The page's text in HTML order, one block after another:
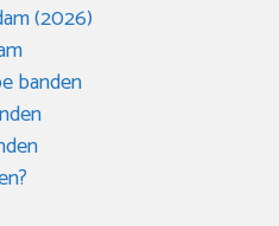
(2026)
banden